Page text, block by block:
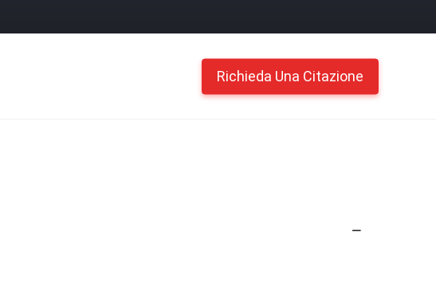
Richieda Una Citazione